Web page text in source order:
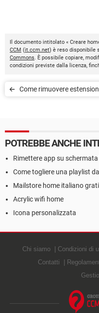
Il documento intitolato « Creare
CCM (it.ccm.net) è reso disponibile
Commons. È possibile copiare,
condizioni previste dalla licenza,
Come rimuovere
POTREBBE ANCHE
Rimettere app su
Come togliere una playlist
Mailstore home italiano
Acrylic wifi home
Icona personalizzata
Chi siamo Condizioni di
Contatti